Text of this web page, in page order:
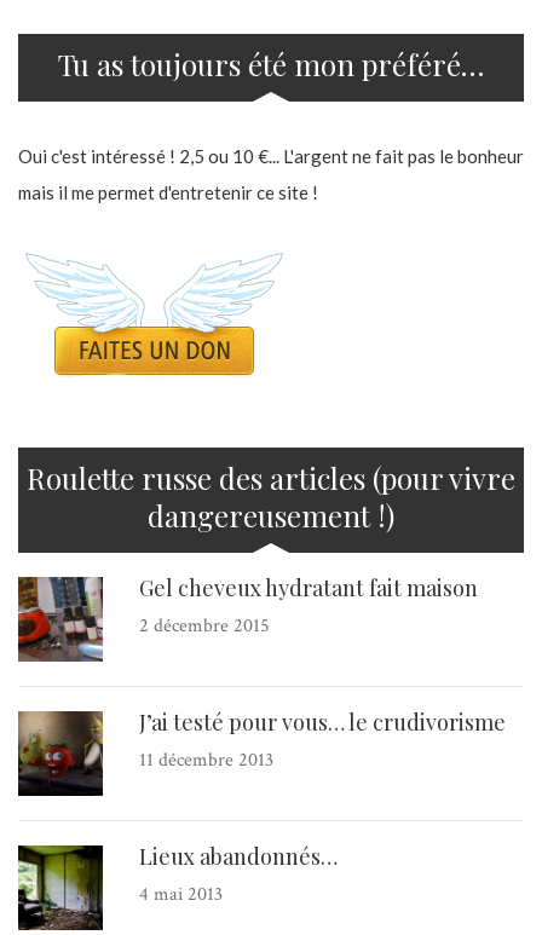
Tu as toujours été mon préféré…
Oui c'est intéressé ! 2,5 ou 10 €... L'argent ne fait pas le bonheur
mais il me permet d'entretenir ce site !
Roulette russe des articles (pour vivre
dangereusement !)
Gel cheveux hydratant fait maison
2 décembre 2015
J’ai testé pour vous… le crudivorisme
11 décembre 2013
Lieux abandonnés…
4 mai 2013